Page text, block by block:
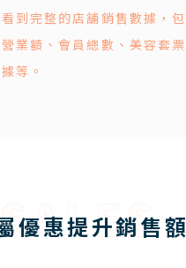
到完整的店舖銷售數據，包
業額、會員總數、美容套票
等。
SALES
優惠提升銷售額